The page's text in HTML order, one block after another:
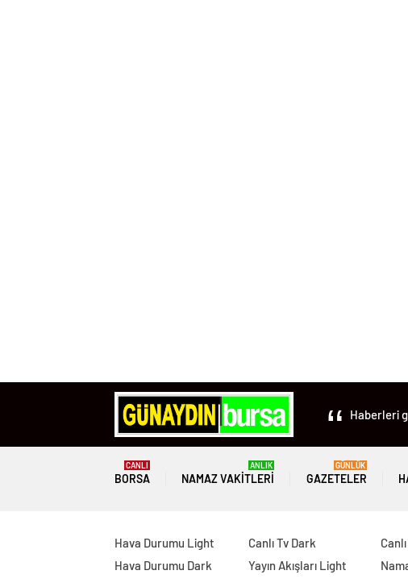
Haberleri
BORSA
CANLI
NAMAZ VAKITLERI
ANLIK
GAZETELER
GÜNLÜK
Hava Durumu Light
Hava Durumu Dark
Canlı Tv Dark
Yayın Akışları Light